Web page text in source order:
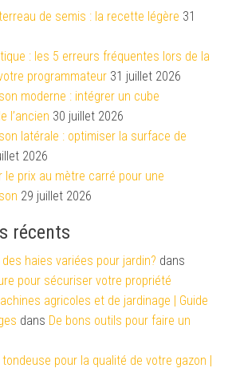
de semis : la recette légère 31
: les 5 erreurs fréquentes lors de la
programmateur 31 juillet 2026
moderne : intégrer un cube
l’ancien 30 juillet 2026
latérale : optimiser la surface de
2026
le prix au mètre carré pour une
29 juillet 2026
récents
haies variées pour jardin? dans
pour sécuriser votre propriété
agricoles et de jardinage | Guide
dans De bons outils pour faire un
pour la qualité de votre gazon |